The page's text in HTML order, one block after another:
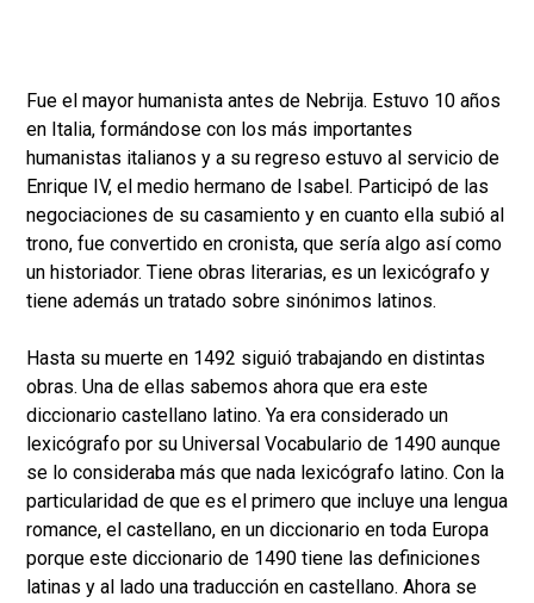
Fue el mayor humanista antes de Nebrija. Estuvo 10 años
en Italia, formándose con los más importantes
humanistas italianos y a su regreso estuvo al servicio de
Enrique IV, el medio hermano de Isabel. Participó de las
negociaciones de su casamiento y en cuanto ella subió al
trono, fue convertido en cronista, que sería algo así como
un historiador. Tiene obras literarias, es un lexicógrafo y
tiene además un tratado sobre sinónimos latinos.
Hasta su muerte en 1492 siguió trabajando en distintas
obras. Una de ellas sabemos ahora que era este
diccionario castellano latino. Ya era considerado un
lexicógrafo por su Universal Vocabulario de 1490 aunque
se lo consideraba más que nada lexicógrafo latino. Con la
particularidad de que es el primero que incluye una lengua
romance, el castellano, en un diccionario en toda Europa
porque este diccionario de 1490 tiene las definiciones
latinas y al lado una traducción en castellano. Ahora se